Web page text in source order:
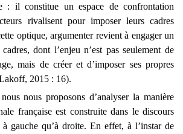
: il constitue un espace de confrontation
rivalisent pour imposer leurs cadres
optique, argumenter revient à engager un
dont l’enjeu n’est pas seulement de
mais de créer et d’imposer ses propres
2015 : 16).
nous proposons d’analyser la manière
française est construite dans le discours
gauche qu’à droite. En effet, à l’instar de